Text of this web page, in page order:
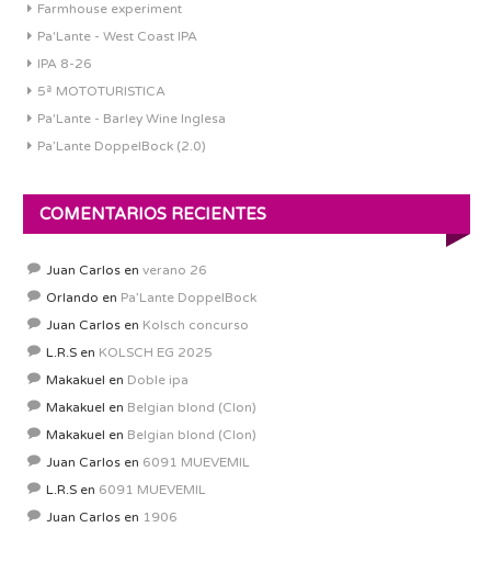
Farmhouse experiment
Pa'Lante - West Coast IPA
IPA 8-26
5ª MOTOTURISTICA
Pa'Lante - Barley Wine Inglesa
Pa’Lante DoppelBock (2.0)
COMENTARIOS RECIENTES
Juan Carlos en verano 26
Orlando en Pa’Lante DoppelBock
Juan Carlos en Kolsch concurso
L.R.S en KOLSCH EG 2025
Makakuel en Doble ipa
Makakuel en Belgian blond (Clon)
Makakuel en Belgian blond (Clon)
Juan Carlos en 6091 MUEVEMIL
L.R.S en 6091 MUEVEMIL
Juan Carlos en 1906